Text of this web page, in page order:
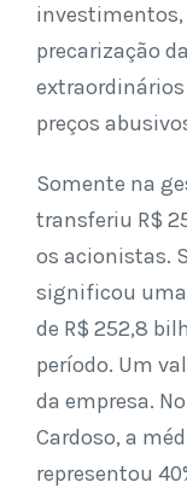
investimentos,
precarização
preços
Somente na
transferiu R$
os acionistas.
significou uma
de R$ 252,8
período. Um
da empresa.
Cardoso, a
representou